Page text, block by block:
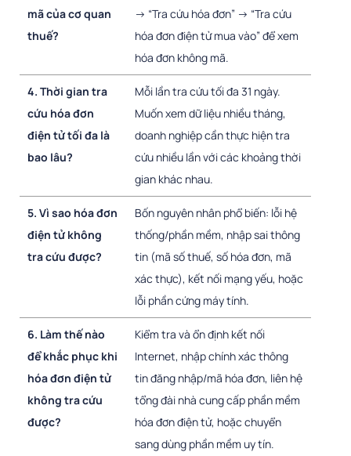
mã của cơ quan
thuế?
→ “Tra cứu hóa đơn” → “Tra cứu
hóa đơn điện tử mua vào” để xem
hóa đơn không mã.
4. Thời gian tra
cứu hóa đơn
điện tử tối đa là
bao lâu?
Mỗi lần tra cứu tối đa 31 ngày.
Muốn xem dữ liệu nhiều tháng,
doanh nghiệp cần thực hiện tra
cứu nhiều lần với các khoảng thời
gian khác nhau.
5. Vì sao hóa đơn
điện tử không
tra cứu được?
Bốn nguyên nhân phổ biến: lỗi hệ
thống/phần mềm, nhập sai thông
tin (mã số thuế, số hóa đơn, mã
xác thực), kết nối mạng yếu, hoặc
lỗi phần cứng máy tính.
6. Làm thế nào
để khắc phục khi
hóa đơn điện tử
không tra cứu
được?
Kiểm tra và ổn định kết nối
Internet, nhập chính xác thông
tin đăng nhập/mã hóa đơn, liên hệ
tổng đài nhà cung cấp phần mềm
hóa đơn điện tử, hoặc chuyển
sang dùng phần mềm uy tín.